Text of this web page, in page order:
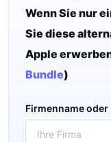
Wenn Sie nur
Sie diese
Apple
Bundle)
Firmenname